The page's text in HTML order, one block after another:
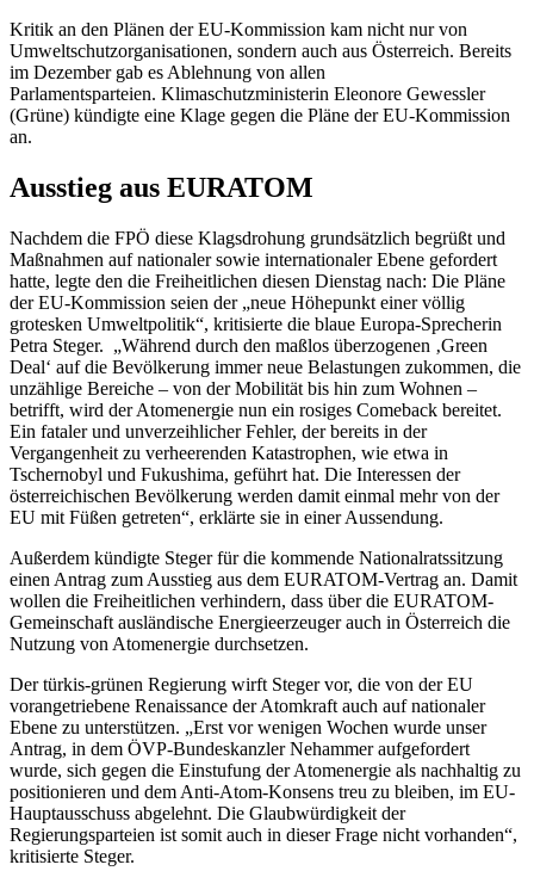
Kritik an den Plänen der EU-Kommission kam nicht nur von
Umweltschutzorganisationen, sondern auch aus Österreich. Bereits
im Dezember gab es Ablehnung von allen
Parlamentsparteien. Klimaschutzministerin Eleonore Gewessler
(Grüne) kündigte eine Klage gegen die Pläne der EU-Kommission
an.
Ausstieg aus EURATOM
Nachdem die FPÖ diese Klagsdrohung grundsätzlich begrüßt und
Maßnahmen auf nationaler sowie internationaler Ebene gefordert
hatte, legte den die Freiheitlichen diesen Dienstag nach: Die Pläne
der EU-Kommission seien der „neue Höhepunkt einer völlig
grotesken Umweltpolitik“, kritisierte die blaue Europa-Sprecherin
Petra Steger. „Während durch den maßlos überzogenen ‚Green
Deal‘ auf die Bevölkerung immer neue Belastungen zukommen, die
unzählige Bereiche – von der Mobilität bis hin zum Wohnen –
betrifft, wird der Atomenergie nun ein rosiges Comeback bereitet.
Ein fataler und unverzeihlicher Fehler, der bereits in der
Vergangenheit zu verheerenden Katastrophen, wie etwa in
Tschernobyl und Fukushima, geführt hat. Die Interessen der
österreichischen Bevölkerung werden damit einmal mehr von der
EU mit Füßen getreten“, erklärte sie in einer Aussendung.
Außerdem kündigte Steger für die kommende Nationalratssitzung
einen Antrag zum Ausstieg aus dem EURATOM-Vertrag an. Damit
wollen die Freiheitlichen verhindern, dass über die EURATOM-
Gemeinschaft ausländische Energieerzeuger auch in Österreich die
Nutzung von Atomenergie durchsetzen.
Der türkis-grünen Regierung wirft Steger vor, die von der EU
vorangetriebene Renaissance der Atomkraft auch auf nationaler
Ebene zu unterstützen. „Erst vor wenigen Wochen wurde unser
Antrag, in dem ÖVP-Bundeskanzler Nehammer aufgefordert
wurde, sich gegen die Einstufung der Atomenergie als nachhaltig zu
positionieren und dem Anti-Atom-Konsens treu zu bleiben, im EU-
Hauptausschuss abgelehnt. Die Glaubwürdigkeit der
Regierungsparteien ist somit auch in dieser Frage nicht vorhanden“,
kritisierte Steger.